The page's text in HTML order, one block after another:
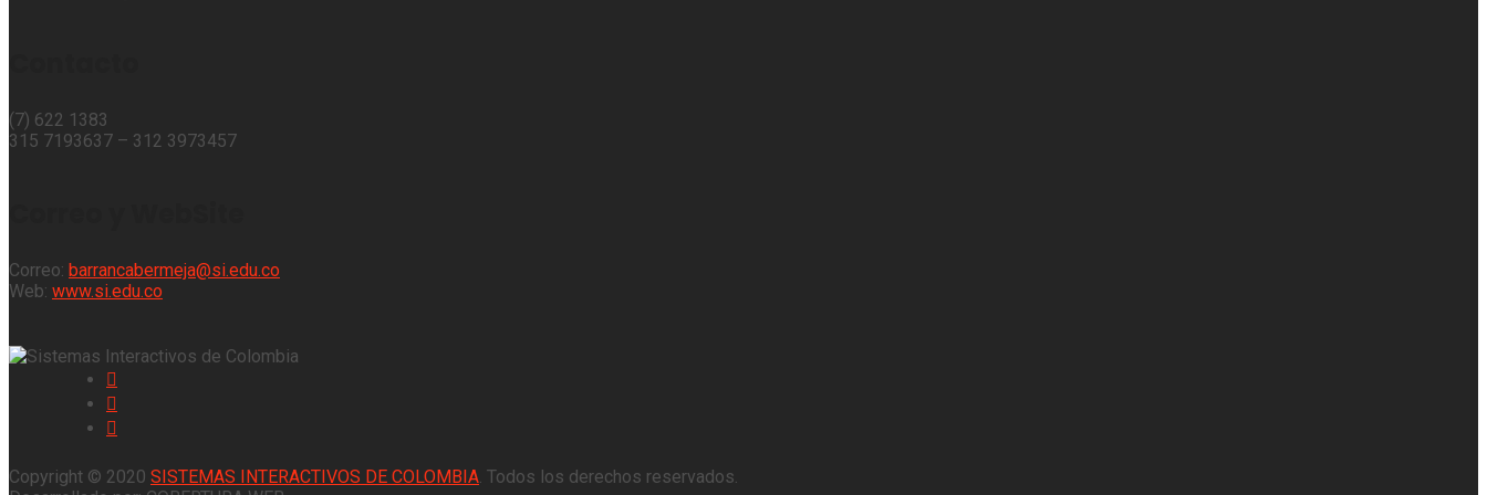
(7) 622 1383
315 7193637 – 312 3973457⁣⁣
Correo: barrancabermeja@si.edu.co
Web: www.si.edu.co
Copyright © 2020 SISTEMAS INTERACTIVOS DE COLOMBIA. Todos los derechos reservados.